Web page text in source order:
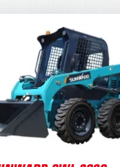
SUNWARD SWL 2830
170,-
680,-